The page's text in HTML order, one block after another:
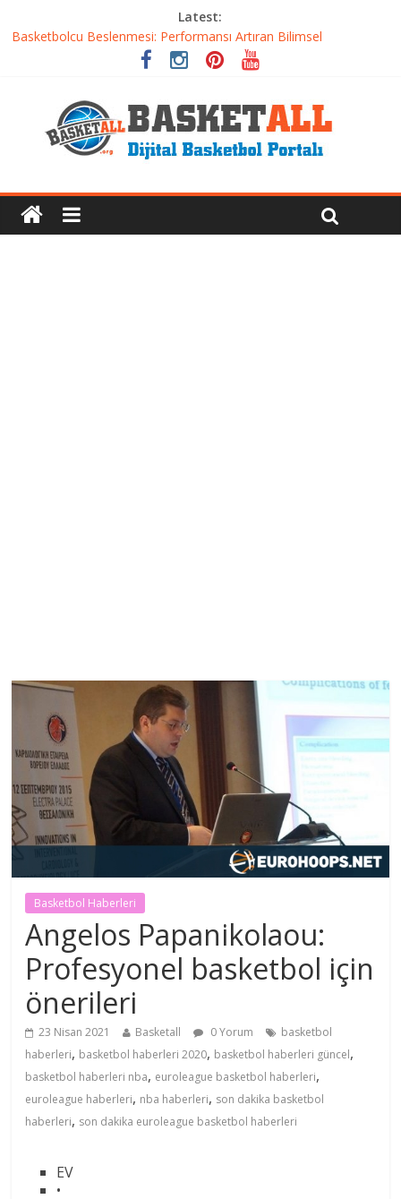
Latest:
Basketbolcu Beslenmesi: Performansı Artıran Bilimsel
Basketbolda Şut Antrenmanı ve Grafik Oluşturma
Dünyanın En İyi Basketbol Takımı: Gerçek Şampiyon Kim?
Etkili Basketbol Antrenmanı Nasıl Olmalı
Basketbol Haberleri
Angelos Papanikolaou:
Profesyonel basketbol için
önerileri
23 Nisan 2021 Basketall 0 Yorum
basketbol
haberleri, basketbol haberleri 2020, basketbol haberleri güncel,
basketbol haberleri nba, euroleague basketbol haberleri,
euroleague haberleri, nba haberleri, son dakika basketbol
haberleri, son dakika euroleague basketbol haberleri
EV
•